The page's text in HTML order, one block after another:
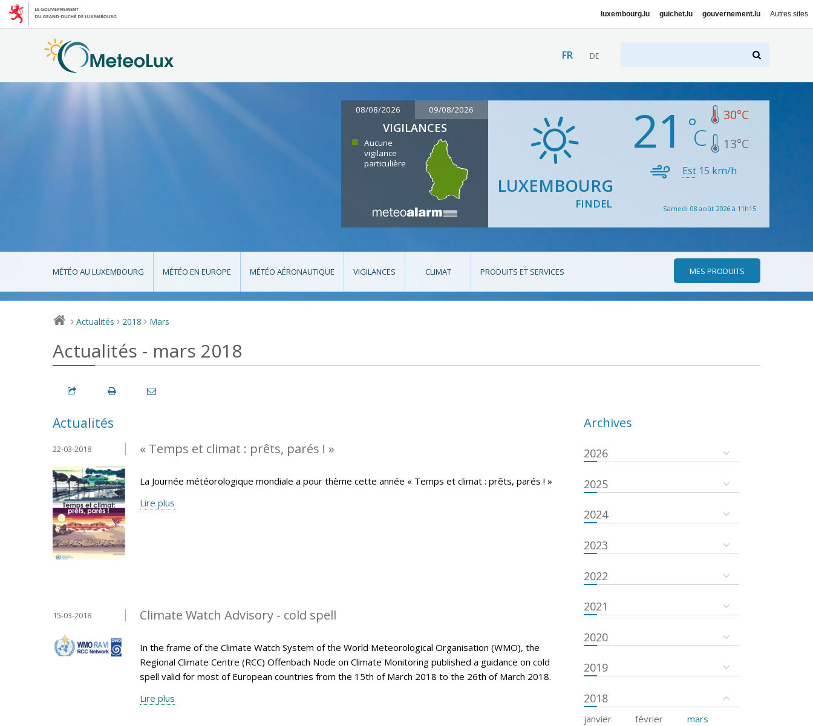
luxembourg.lu guichet.lu gouvernement.lu Autres sites
FR DE
08/08/2026 09/08/2026
VIGILANCES
Aucune
vigilance
particulière
LUXEMBOURG
FINDEL
21 30°C
13°C
Est15 km/h
Samedi 08 août 2026 à 11h15
MÉTÉO AU LUXEMBOURG MÉTÉO EN EUROPE MÉTÉO AÉRONAUTIQUE VIGILANCES CLIMAT PRODUITS ET SERVICES MES PRODUITS
> Actualités > 2018 > Mars
Actualités - mars 2018
Actualités
« Temps et climat : prêts, parés ! »
22-03-2018
La Journée météorologique mondiale a pour thème cette année « Temps et climat : prêts, parés ! »
Lire plus
Climate Watch Advisory - cold spell
15-03-2018
In the frame of the Climate Watch System of the World Meteorological Organisation (WMO), the
Regional Climate Centre (RCC) Offenbach Node on Climate Monitoring published a guidance on cold
spell valid for most of European countries from the 15th of March 2018 to the 26th of March 2018.
Lire plus
Archives
2026
2025
2024
2023
2022
2021
2020
2019
2018
janvier février
mars